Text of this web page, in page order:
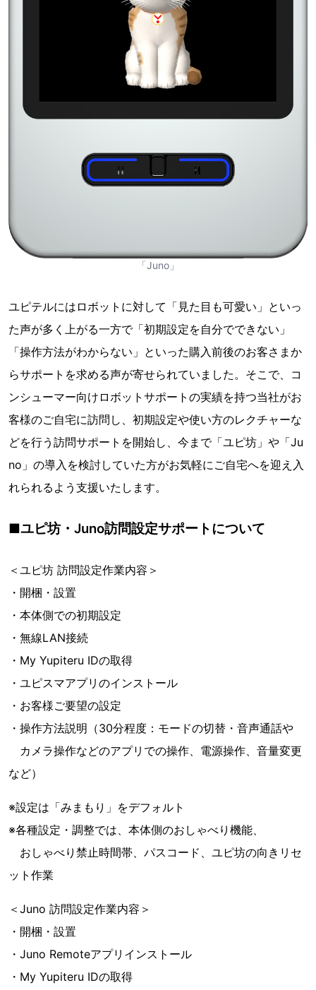
「Juno」
ユピテルにはロボットに対して「見た目も可愛い」といっ
た声が多く上がる一方で「初期設定を自分でできない」
「操作方法がわからない」といった購⼊前後のお客さまか
らサポートを求める声が寄せられていました。そこで、コ
ンシューマー向けロボットサポートの実績を持つ当社がお
客様のご自宅に訪問し、初期設定や使い方のレクチャーな
どを行う訪問サポートを開始し、今まで「ユピ坊」や「Ju
no」の導入を検討していた方がお気軽にご自宅へを迎え入
れられるよう支援いたします。
■ユピ坊・Juno訪問設定サポートについて
＜ユピ坊 訪問設定作業内容＞
・開梱・設置
・本体側での初期設定
・無線LAN接続
・My Yupiteru IDの取得
・ユピスマアプリのインストール
・お客様ご要望の設定
・操作方法説明（30分程度：モードの切替・音声通話や
カメラ操作などのアプリでの操作、電源操作、音量変更
など）
※設定は「みまもり」をデフォルト
※各種設定・調整では、本体側のおしゃべり機能、
おしゃべり禁止時間帯、パスコード、ユピ坊の向きリセ
ット作業
＜Juno 訪問設定作業内容＞
・開梱・設置
・Juno Remoteアプリインストール
・My Yupiteru IDの取得